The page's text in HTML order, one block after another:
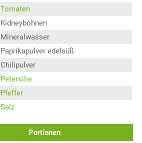
Tomaten
Kidneybohnen
Mineralwasser
Paprikapulver edelsüß
Chilipulver
Petersilie
Pfeffer
Salz
Portionen